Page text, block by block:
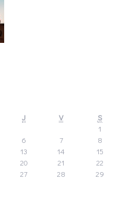
J V
S
1
6 7
8
13 14
15
20 21
22
27 28
29